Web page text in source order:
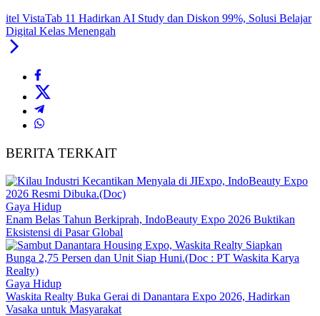
itel VistaTab 11 Hadirkan AI Study dan Diskon 99%, Solusi Belajar
Digital Kelas Menengah
BERITA TERKAIT
Gaya Hidup
Enam Belas Tahun Berkiprah, IndoBeauty Expo 2026 Buktikan
Eksistensi di Pasar Global
Gaya Hidup
Waskita Realty Buka Gerai di Danantara Expo 2026, Hadirkan
Vasaka untuk Masyarakat